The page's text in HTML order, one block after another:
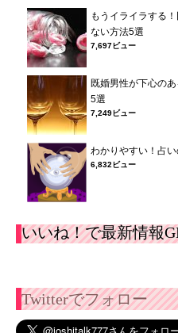
もうイライラする
ない方法5選
7,697ビュー
既婚男性が下心の
5選
7,249ビュー
わかりやすい！占
6,832ビュー
いいね！で最新情報
Twitterでフォロー